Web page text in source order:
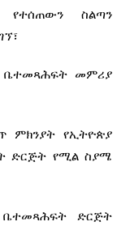
የተሰጠውን ስልጣን
ቤተመጻሕፍት መምሪያ
ምክንያት የኢትዮጵያ
ድርጅት የሚል ስያሜ
ድርጅት